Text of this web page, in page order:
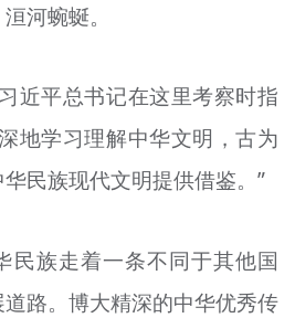
河蜿蜒。
近平总书记在这里考察时指
地学习理解中华文明，古为
民族现代文明提供借鉴。”
民族走着一条不同于其他国
路。博大精深的中华优秀传